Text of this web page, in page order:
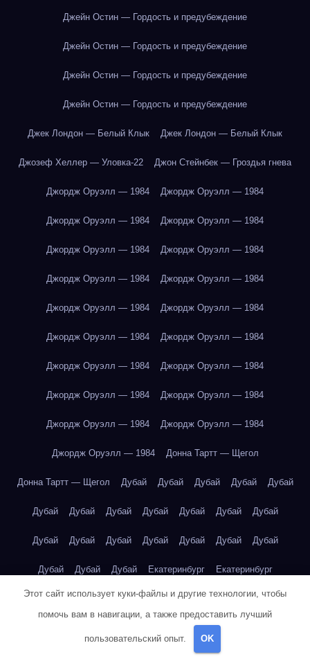
Джейн Остин — Гордость и предубеждение
Джейн Остин — Гордость и предубеждение
Джейн Остин — Гордость и предубеждение
Джейн Остин — Гордость и предубеждение
Джек Лондон — Белый Клык Джек Лондон — Белый Клык
Джозеф Хеллер — Уловка-22 Джон Стейнбек — Гроздья гнева
Джордж Оруэлл — 1984 Джордж Оруэлл — 1984
Джордж Оруэлл — 1984 Джордж Оруэлл — 1984
Джордж Оруэлл — 1984 Джордж Оруэлл — 1984
Джордж Оруэлл — 1984 Джордж Оруэлл — 1984
Джордж Оруэлл — 1984 Джордж Оруэлл — 1984
Джордж Оруэлл — 1984 Джордж Оруэлл — 1984
Джордж Оруэлл — 1984 Джордж Оруэлл — 1984
Джордж Оруэлл — 1984 Джордж Оруэлл — 1984
Джордж Оруэлл — 1984 Джордж Оруэлл — 1984
Джордж Оруэлл — 1984 Донна Тартт — Щегол
Донна Тартт — Щегол Дубай Дубай Дубай Дубай Дубай
Дубай Дубай Дубай Дубай Дубай Дубай Дубай
Дубай Дубай Дубай Дубай Дубай Дубай Дубай
Дубай Дубай Дубай Екатеринбург Екатеринбург
Екатеринбург Екатеринбург Екатеринбург Екатеринбург
Екатеринбург
Екатеринбург
Этот сайт использует куки-файлы и другие технологии, чтобы
помочь вам в навигации, а также предоставить лучший
пользовательский опыт. OK